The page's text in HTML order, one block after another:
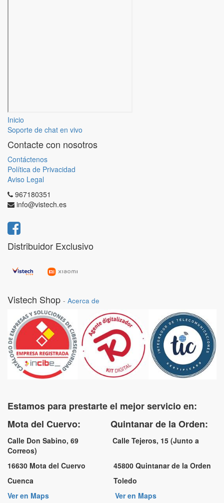
Inicio
Soporte de chat en vivo
Contacte con nosotros
Contáctenos
Política de Privacidad
Aviso Legal
967180351
info@vistech.es
Distribuidor Exclusivo
Vistech Shop - Acerca de
Estamos para prestarte el mejor servicio en:
Mota del Cuervo: Quintanar de la Orden:
Calle Don Sabino, 69 Calle Tejeros, 15 (Junto a
Correos)
16630 Mota del Cuervo 45800 Quintanar de la Orden
Cuenca Toledo
Ver en Maps
Ver en Maps